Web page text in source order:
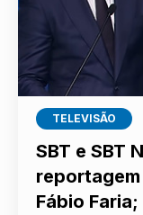
TELEVISÃO
SBT e SBT
Fábio